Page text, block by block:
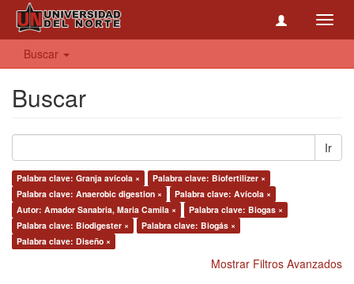
Buscar
Buscar
Ir
Palabra clave: Granja avícola ×
Palabra clave: Biofertilizer ×
Palabra clave: Anaerobic digestion ×
Palabra clave: Avícola ×
Autor: Amador Sanabria, Maria Camila ×
Palabra clave: Biogas ×
Palabra clave: Biodigester ×
Palabra clave: Biogás ×
Palabra clave: Diseño ×
Mostrar Filtros Avanzados